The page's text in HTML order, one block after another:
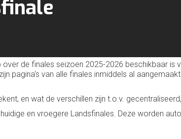
over de finales seizoen 2025-2026 beschikbaar is
pagina's van alle finales inmiddels al
en wat de verschillen zijn t.o.v.
en vroegere Landsfinales. Deze worden